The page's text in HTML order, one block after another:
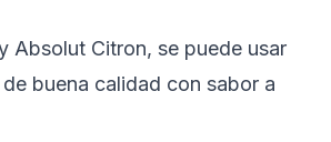
Absolut Citron, se puede usar
buena calidad con sabor a